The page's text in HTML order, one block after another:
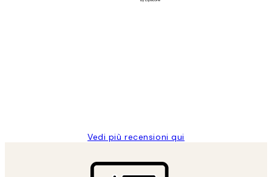
Vedi più recensioni qui